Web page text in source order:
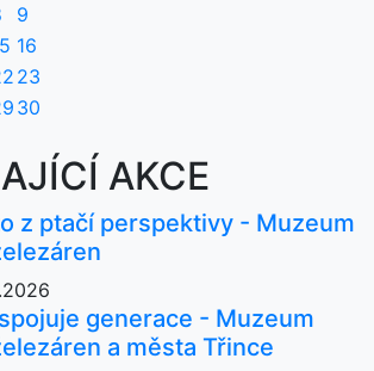
9
16
23
30
AKCE
z ptačí perspektivy - Muzeum
generace - Muzeum
a města Třince